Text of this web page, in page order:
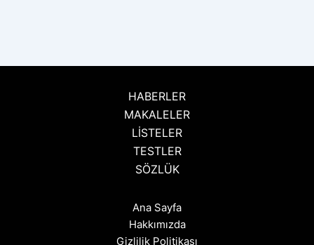
HABERLER
MAKALELER
LİSTELER
TESTLER
SÖZLÜK
Ana Sayfa
Hakkımızda
Gizlilik Politikası